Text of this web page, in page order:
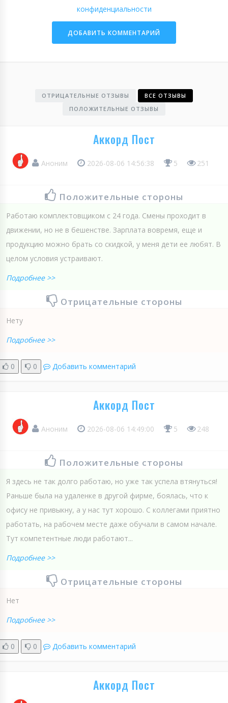
конфиденциальности
ОТРИЦАТЕЛЬНЫЕ ОТЗЫВЫ
ВСЕ ОТЗЫВЫ
ПОЛОЖИТЕЛЬНЫЕ ОТЗЫВЫ
Аккорд Пост
Аноним 2026-08-06 14:56:38 5 251
Положительные стороны
Работаю комплектовщиком с 24 года. Смены проходит в
движении, но не в бешенстве. Зарплата вовремя, еще и
продукцию можно брать со скидкой, у меня дети ее любят. В
целом условия устраивают.
Подробнее >>
Отрицательные стороны
Нету
Подробнее >>
0 0 Добавить комментарий
Аккорд Пост
Аноним 2026-08-06 14:49:00 5 248
Положительные стороны
Я здесь не так долго работаю, но уже так успела втянуться!
Раньше была на удаленке в другой фирме, боялась, что к
офису не привыкну, а у нас тут хорошо. С коллегами приятно
работать, на рабочем месте даже обучали в самом начале.
Тут компетентные люди работают...
Подробнее >>
Отрицательные стороны
Нет
Подробнее >>
0 0 Добавить комментарий
Аккорд Пост